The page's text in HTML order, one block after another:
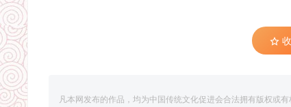
凡本网发布的作品，均为中国传统文化促进会合法拥有版权或